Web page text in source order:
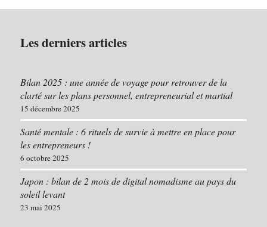
Les derniers articles
Bilan 2025 : une année de voyage pour retrouver de la
clarté sur les plans personnel, entrepreneurial et martial
15 décembre 2025
Santé mentale : 6 rituels de survie à mettre en place pour
les entrepreneurs !
6 octobre 2025
Japon : bilan de 2 mois de digital nomadisme au pays du
soleil levant
23 mai 2025